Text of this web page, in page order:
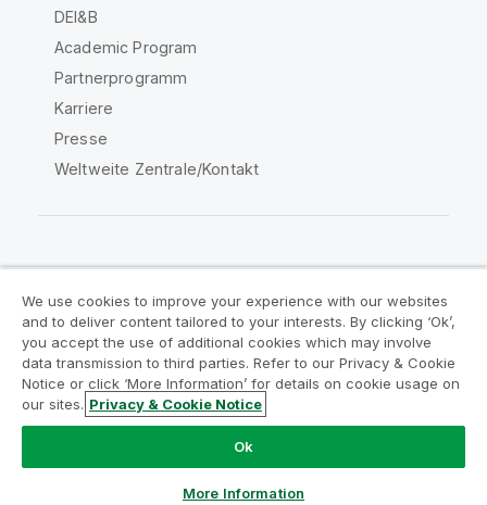
DEI&B
Academic Program
Partnerprogramm
Karriere
Presse
Weltweite Zentrale/Kontakt
Rechtliche Vereinbarungen
Produktbedingungen
Legal Policies
Legal Policies
Benutzungsbedingungen
Marken
Do Not Share My Info
Copyright © 1993-2026 QlikTech International AB. Alle
We use cookies to improve your experience with our websites
and to deliver content tailored to your interests. By clicking ‘Ok’,
you accept the use of additional cookies which may involve
data transmission to third parties. Refer to our Privacy & Cookie
Notice or click ‘More Information’ for details on cookie usage on
our sites. Privacy & Cookie Notice
Ok
More Information